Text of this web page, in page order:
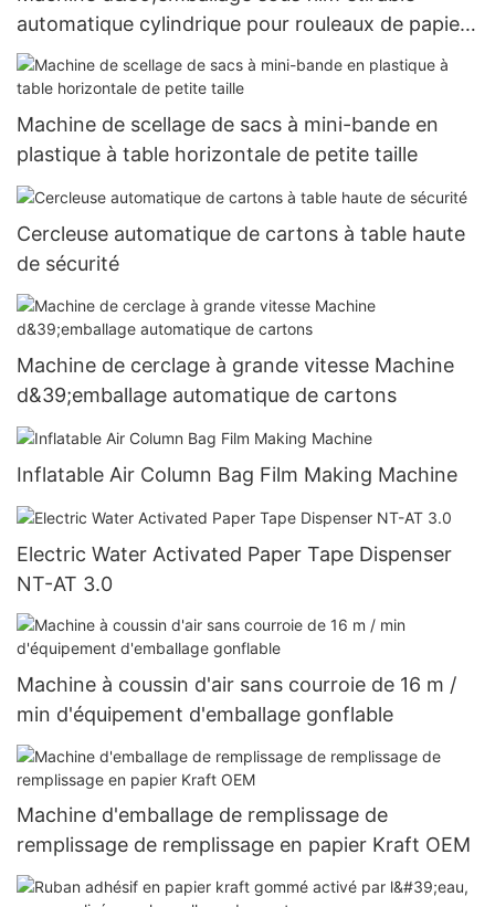
automatique cylindrique pour rouleaux de papier
d&39;emballage d&39;une longueur de 500 à
1500 mm
Machine de scellage de sacs à mini-bande en
plastique à table horizontale de petite taille
Cercleuse automatique de cartons à table haute
de sécurité
Machine de cerclage à grande vitesse Machine
d&39;emballage automatique de cartons
Inflatable Air Column Bag Film Making Machine
Electric Water Activated Paper Tape Dispenser
NT-AT 3.0
Machine à coussin d'air sans courroie de 16 m /
min d'équipement d'emballage gonflable
Machine d'emballage de remplissage de
remplissage de remplissage en papier Kraft OEM